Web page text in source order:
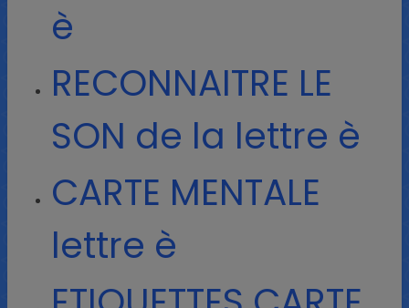
è
RECONNAITRE LE
SON de la lettre è
CARTE MENTALE
lettre è